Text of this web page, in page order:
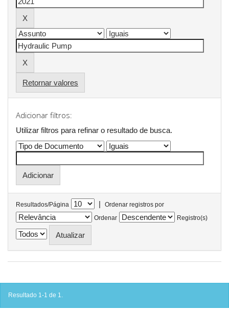
Retornar valores
Adicionar filtros:
Utilizar filtros para refinar o resultado de busca.
Resultados/Página |
Ordenar registros por
Ordenar
Registro(s)
Resultado 1-1 de 1.